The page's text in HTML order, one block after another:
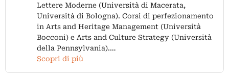
Lettere Moderne (Università di Macerata,
Università di Bologna). Corsi di perfezionamento
in Arts and Heritage Management (Università
Bocconi) e Arts and Culture Strategy (Università
della Pennsylvania).…
Scopri di più